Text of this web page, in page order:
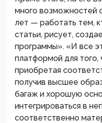
много возможностей
лет — работать тем,
статьи, рисует,
программы». «И все
платформой для того,
приобретая
получив высшее
багаж и хорошую
интегрироваться в
соответственно